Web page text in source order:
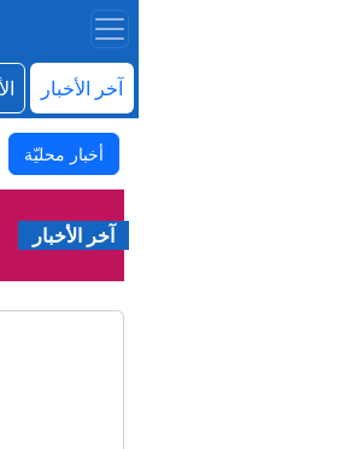
آخر الأخبار
أخبار محليّة
آخر الأخبار